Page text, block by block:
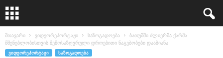
მთავარი ვიდეორეპორტაჟი საზოგადოება
ბათუმში ძლიერმა ქარმა
მშენებლობისთვის შემოსაზღვრული დროებითი ნაგებობები დააზიანა
ᲕᲘᲓᲔᲝᲠᲔᲞᲝᲠᲢᲐᲟᲘ ᲡᲐᲖᲝᲒᲐᲓᲝᲔᲑᲐ